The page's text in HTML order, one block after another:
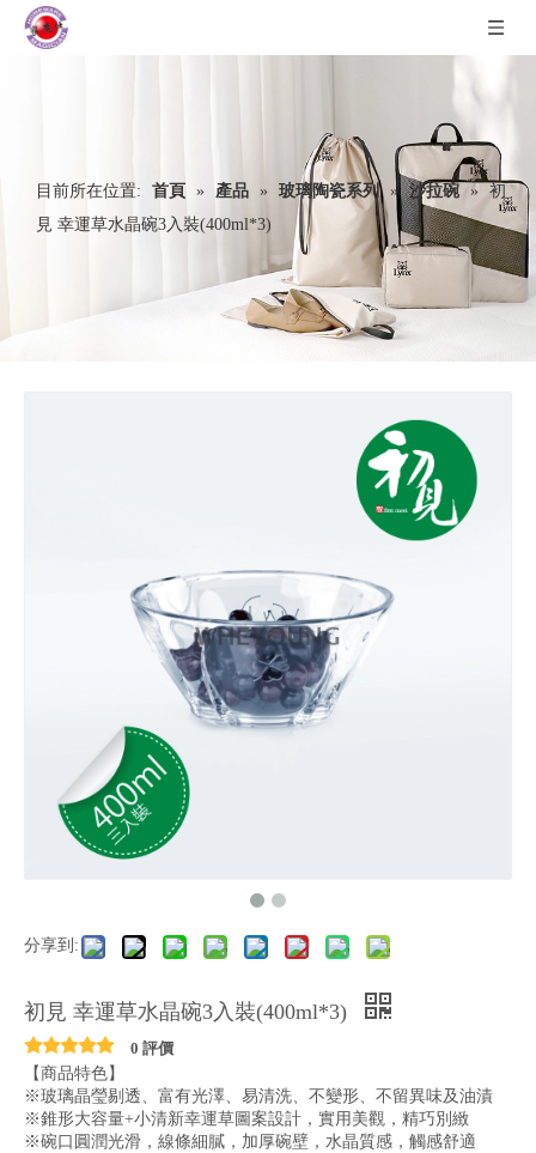
目前所在位置: 首頁 » 產品 » 玻璃陶瓷系列 » 沙拉碗 » 初
見 幸運草水晶碗3入裝(400ml*3)
分享到:
初見 幸運草水晶碗3入裝(400ml*3)
0 評價
【商品特色】
※玻璃晶瑩剔透、富有光澤、易清洗、不變形、不留異味及油漬
※錐形大容量+小清新幸運草圖案設計，實用美觀，精巧別緻
※碗口圓潤光滑，線條細膩，加厚碗壁，水晶質感，觸感舒適